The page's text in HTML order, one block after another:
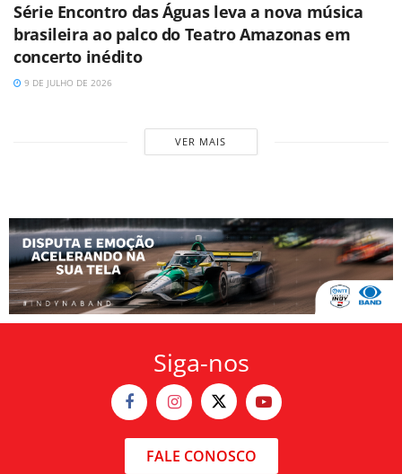
Série Encontro das Águas leva a nova música
brasileira ao palco do Teatro Amazonas em
concerto inédito
9 DE JULHO DE 2026
VER MAIS
Siga-nos
FALE CONOSCO